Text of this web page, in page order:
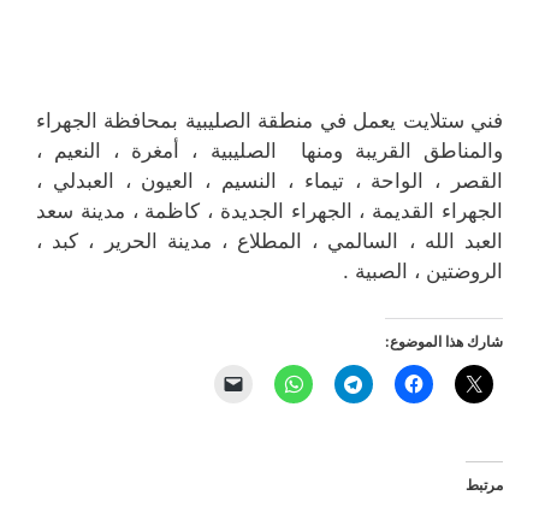
فني ستلايت يعمل في منطقة الصليبية بمحافظة الجهراء
والمناطق القريبة ومنها الصليبية ، أمغرة ، النعيم ،
القصر ، الواحة ، تيماء ، النسيم ، العيون ، العبدلي ،
الجهراء القديمة ، الجهراء الجديدة ، كاظمة ، مدينة سعد
العبد الله ، السالمي ، المطلاع ، مدينة الحرير ، كبد ،
الروضتين ، الصبية .
شارك هذا الموضوع:
مرتبط